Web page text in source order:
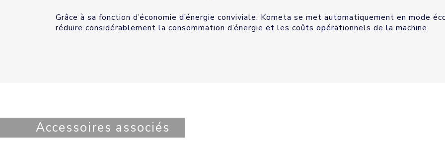
Grâce à sa fonction d’économie d’énergie conviviale, Kometa se met automatiquement en mode
réduire considérablement la consommation d’énergie et les coûts opérationnels de la machine.
Accessoires associés